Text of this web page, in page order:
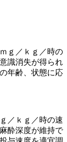
ｇ／ｋｇ／時の
識消失が得られ
年齢、状態に応
／ｋｇ／時の速
酔深度が維持で